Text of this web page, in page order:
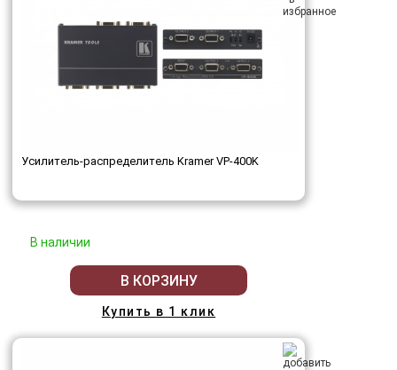
Усилитель-распределитель Kramer VP-400K
В наличии
В КОРЗИНУ
Купить в 1 клик